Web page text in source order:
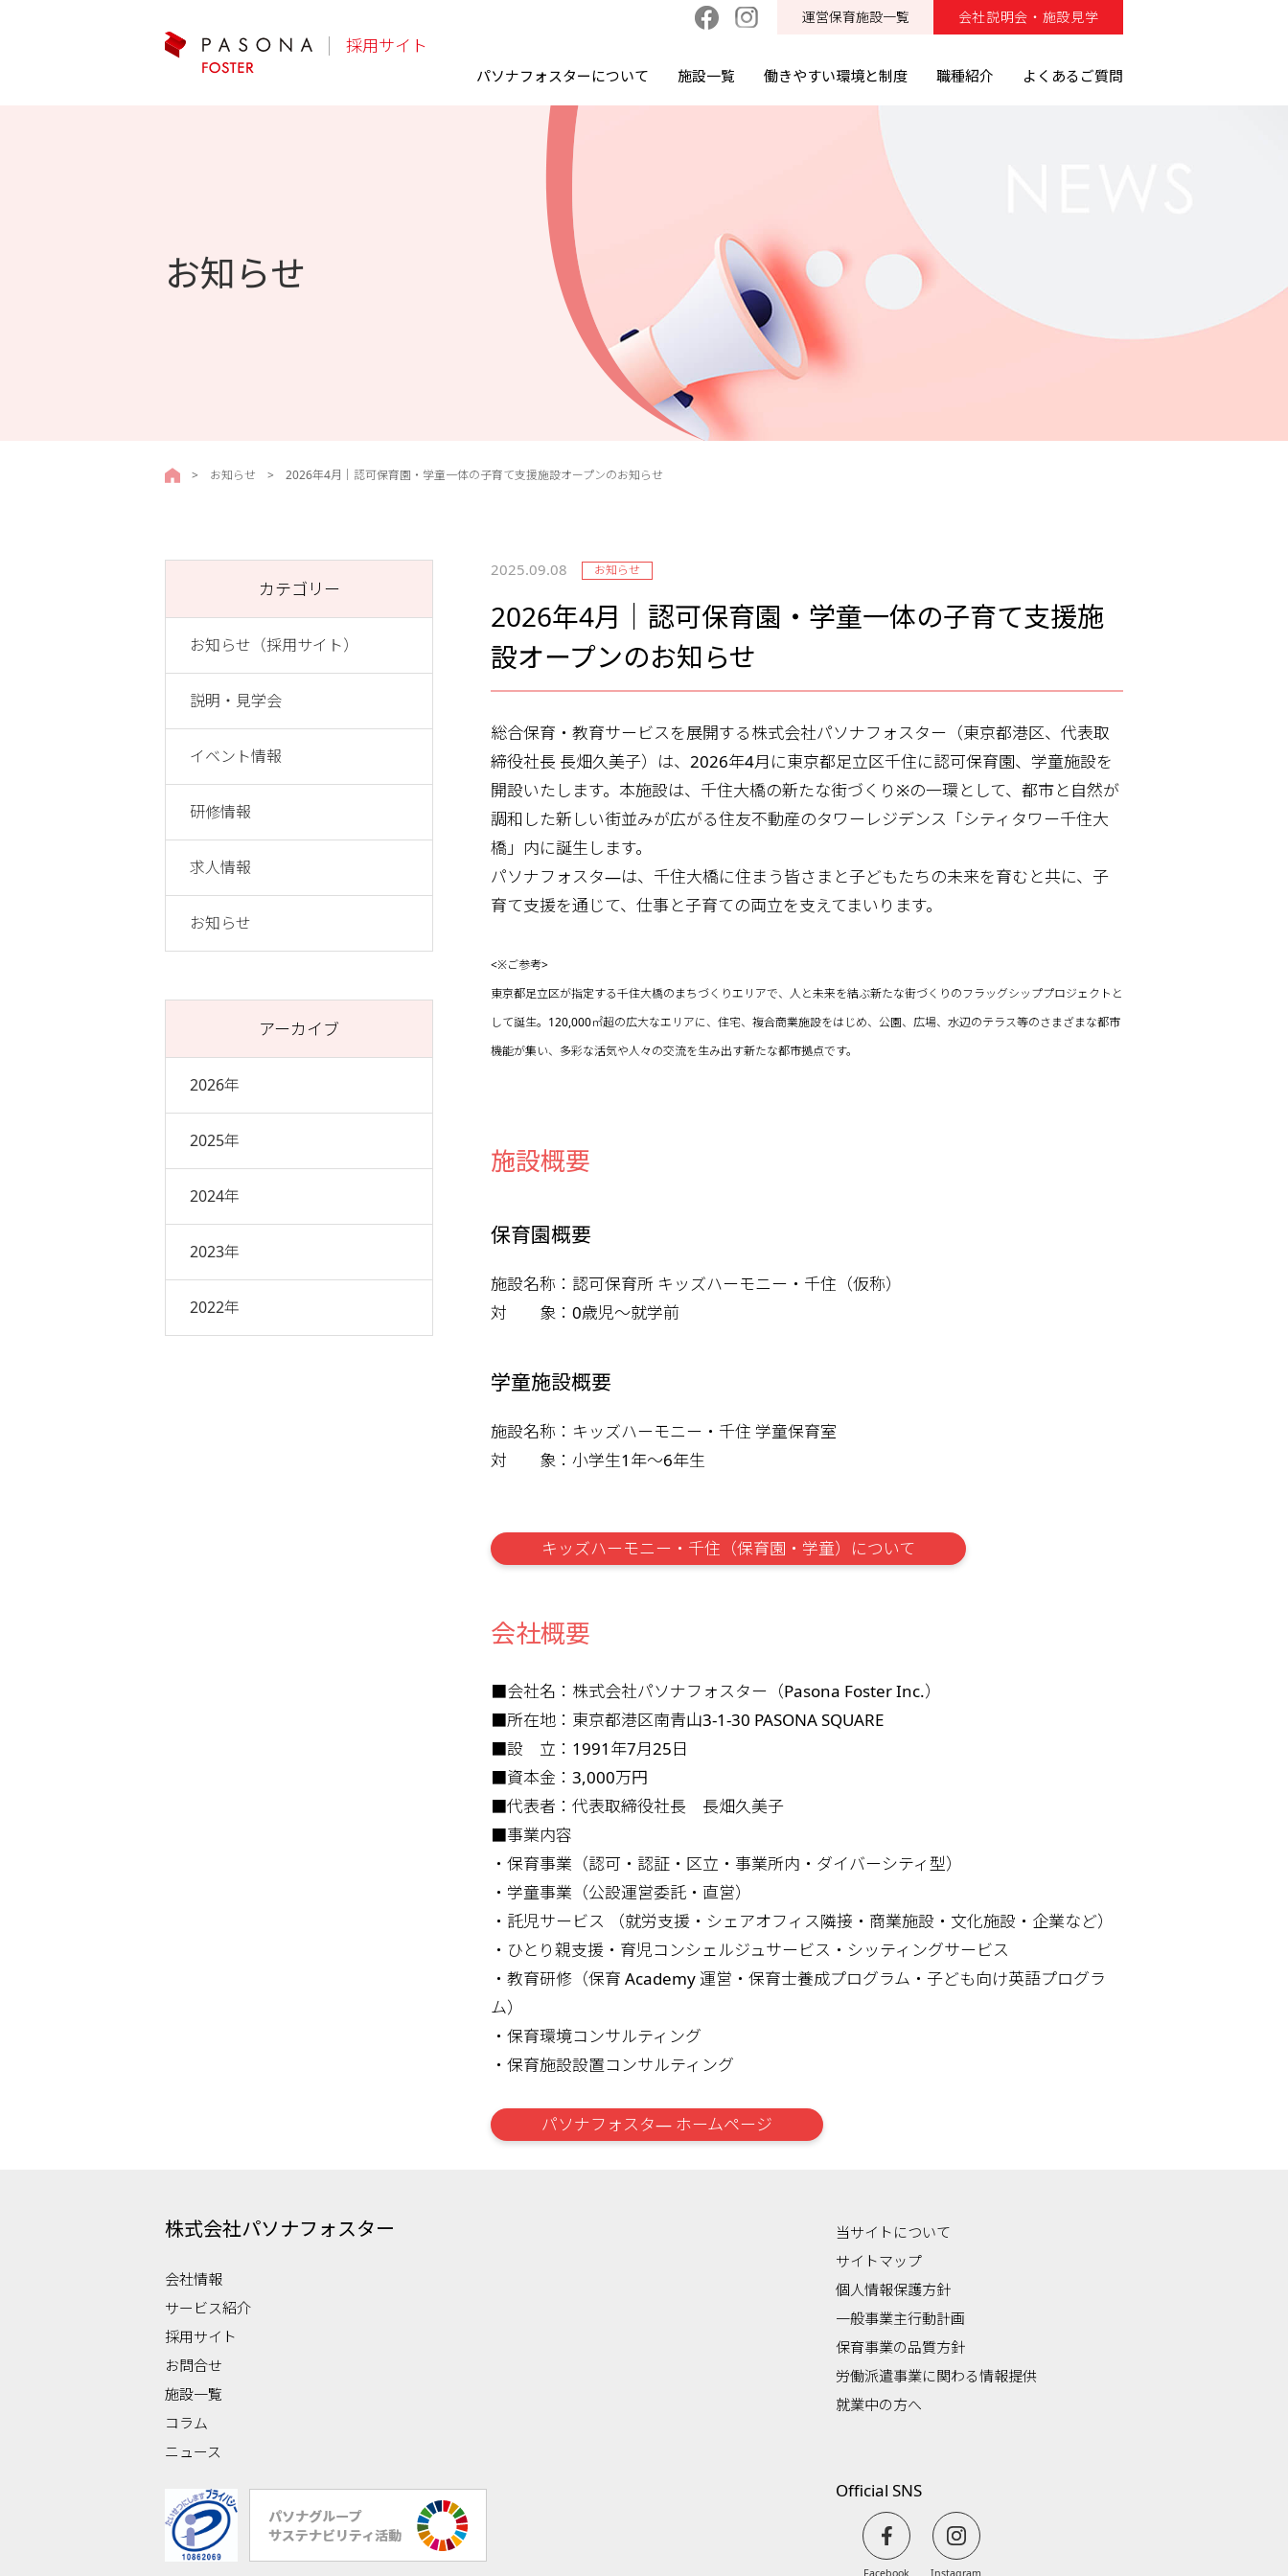
採用サイト
運営保育施設一覧 会社説明会・施設見学
パソナフォスターについて 施設一覧 働きやすい環境と制度 職種紹介 よくあるご質問
お知らせ
採用サイトTOPページ
> お知らせ > 2026年4月｜認可保育園・学童一体の子育て支援施設オープンのお知らせ
2025.09.08 お知らせ
2026年4月｜認可保育園・学童一体の子育て支援施
設オープンのお知らせ
総合保育・教育サービスを展開する株式会社パソナフォスター（東京都港区、代表取
締役社長 長畑久美子）は、2026年4月に東京都足立区千住に認可保育園、学童施設を
開設いたします。本施設は、千住大橋の新たな街づくり※の一環として、都市と自然が
調和した新しい街並みが広がる住友不動産のタワーレジデンス「シティタワー千住大
橋」内に誕生します。
パソナフォスタ―は、千住大橋に住まう皆さまと子どもたちの未来を育むと共に、子
育て支援を通じて、仕事と子育ての両立を支えてまいります。
<※ご参考>
東京都足立区が指定する千住大橋のまちづくりエリアで、人と未来を結ぶ新たな街づくりのフラッグシッププロジェクトと
して誕生。120,000㎡超の広大なエリアに、住宅、複合商業施設をはじめ、公園、広場、水辺のテラス等のさまざまな都市
機能が集い、多彩な活気や人々の交流を生み出す新たな都市拠点です。
施設概要
保育園概要
施設名称：認可保育所 キッズハーモニー・千住（仮称）
対 象：0歳児～就学前
学童施設概要
施設名称：キッズハーモニー・千住 学童保育室
対 象：小学生1年～6年生
キッズハーモニー・千住（保育園・学童）について
会社概要
■会社名：株式会社パソナフォスター（Pasona Foster Inc.）
■所在地：東京都港区南青山3-1-30 PASONA SQUARE
■設 立：1991年7月25日
■資本金：3,000万円
■代表者：代表取締役社長 長畑久美子
■事業内容
・保育事業（認可・認証・区立・事業所内・ダイバーシティ型）
・学童事業（公設運営委託・直営）
・託児サービス （就労支援・シェアオフィス隣接・商業施設・文化施設・企業など）
・ひとり親支援・育児コンシェルジュサービス・シッティングサービス
・教育研修（保育 Academy 運営・保育士養成プログラム・子ども向け英語プログラ
ム）
・保育環境コンサルティング
・保育施設設置コンサルティング
パソナフォスタ― ホームページ
カテゴリー
お知らせ（採用サイト）
説明・見学会
イベント情報
研修情報
求人情報
お知らせ
アーカイブ
2026年
2025年
2024年
2023年
2022年
株式会社パソナフォスター
会社情報
サービス紹介
採用サイト
お問合せ
施設一覧
コラム
ニュース
当サイトについて
サイトマップ
個人情報保護方針
一般事業主行動計画
保育事業の品質方針
労働派遣事業に関わる情報提供
就業中の方へ
Official SNS